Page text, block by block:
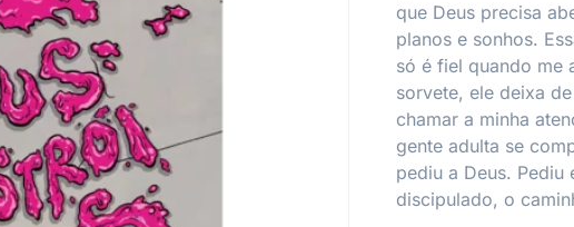
que Deus precisa
planos e sonhos.
só é fiel quando me
sorvete, ele deixa
chamar a minha
gente adulta se
pediu a Deus.
discipulado, o